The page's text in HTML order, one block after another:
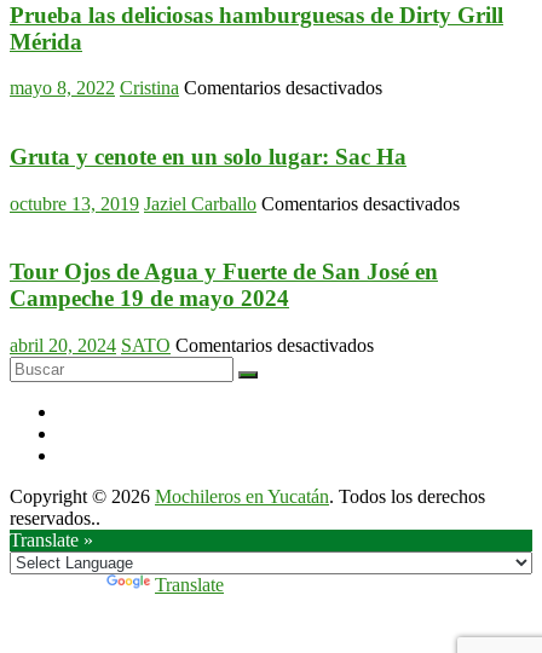
Prueba las deliciosas hamburguesas de Dirty Grill
Mérida
mayo 8, 2022 Cristina Comentarios desactivadosen
deliciosas
hamburguesas
Dirty
Mérida
Gruta y cenote en un solo lugar: Sac Ha
octubre 13, 2019 Jaziel Carballo Comentarios desactivadosen
Tour Ojos de Agua y Fuerte de San José en
Campeche 19 de mayo 2024
abril 20, 2024 SATO Comentarios desactivadosen
de
Copyright © 2026 Mochileros en Yucatán. Todos los derechos
reservados..
Translate »
Translate